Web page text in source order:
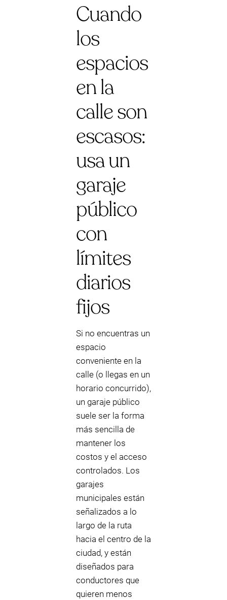
Cuando
los
espacios
en la
calle son
escasos:
usa un
garaje
público
con
límites
diarios
fijos
Si no encuentras un
espacio
conveniente en la
calle (o llegas en un
horario concurrido),
un garaje público
suele ser la forma
más sencilla de
mantener los
costos y el acceso
controlados. Los
garajes
municipales están
señalizados a lo
largo de la ruta
hacia el centro de la
ciudad, y están
diseñados para
conductores que
quieren menos